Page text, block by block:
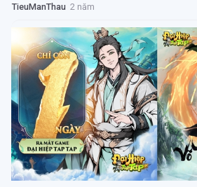
TieuManThau 2 năm